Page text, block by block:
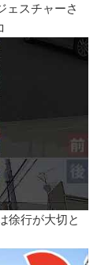
ェスチャーさ
徐行が大切と